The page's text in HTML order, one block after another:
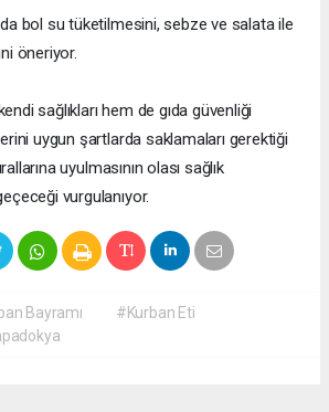
bol su tüketilmesini, sebze ve salata ile
öneriyor.
sağlıkları hem de gıda güvenliği
uygun şartlarda saklamaları gerektiği
uyulmasının olası sağlık
vurgulanıyor.
Bayramı
#Kurban Eti